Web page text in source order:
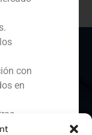
con
en
en